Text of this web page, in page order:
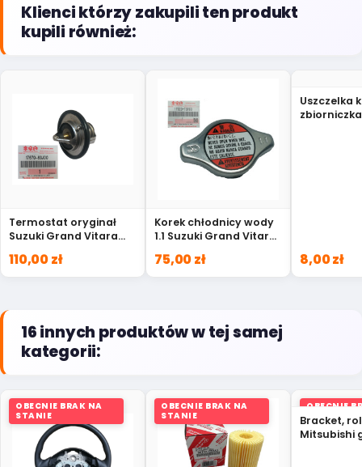
Klienci którzy zakupili ten produkt
kupili również:
Termostat oryginał
Suzuki Grand Vitara
63J00
110,00 zł
Korek chłodnicy wody
1.1 Suzuki Grand Vitara
75F00
75,00 zł
Uszczelka
zbiorniczka
8,00 zł
16 innych produktów w tej samej
kategorii:
OBECNIE BRAK NA
STANIE
OBECNIE BRAK NA
STANIE
OBECNIE
STANIE
Bracket,
Mitsubishi